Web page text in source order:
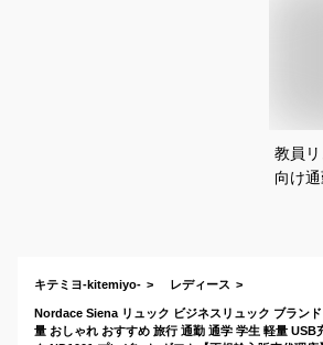
教員
向け通
キテミヨ-kitemiyo- レディース
Nordace Siena リュック ビジネスリュック ブラン
量 おしゃれ おすすめ 旅行 通勤 通学 学生 軽量 USB